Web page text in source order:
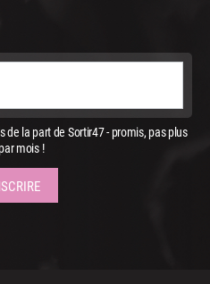
la part de Sortir47 - promis, pas plus
mois !